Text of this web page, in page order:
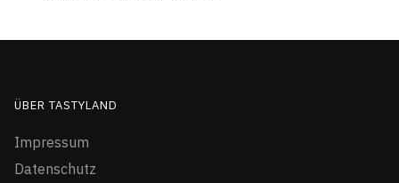
ÜBER TASTYLAND
Impressum
Datenschutz